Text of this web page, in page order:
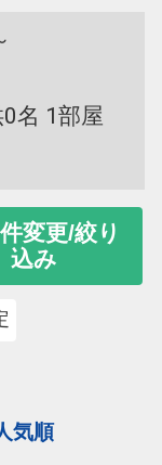
名 1部屋
変更/絞り
込み
気順